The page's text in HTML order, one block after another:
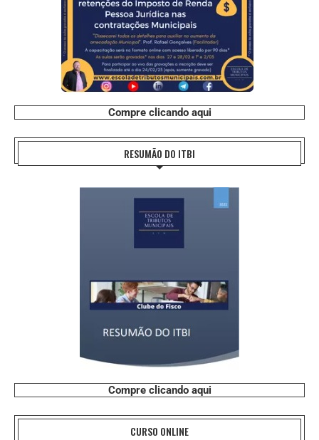
Compre clicando aqui
RESUMÃO DO ITBI
Compre clicando aqui
CURSO ONLINE